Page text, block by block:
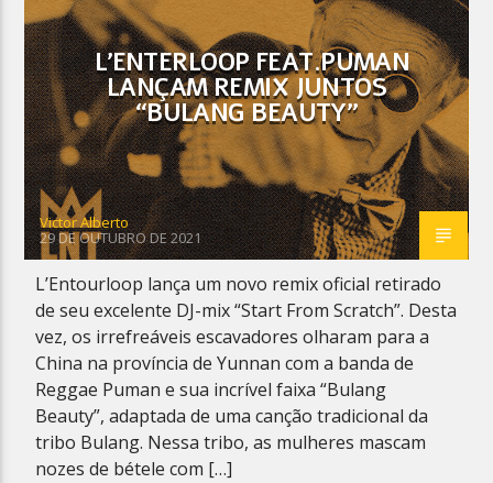
Planeta Reggae
L’ENTERLOOP FEAT.PUMAN
LANÇAM REMIX JUNTOS
“BULANG BEAUTY”
Victor Alberto
29 DE OUTUBRO DE 2021
L’Entourloop lança um novo remix oficial retirado
de seu excelente DJ-mix “Start From Scratch”. Desta
vez, os irrefreáveis ​​escavadores olharam para a
China na província de Yunnan com a banda de
Reggae Puman e sua incrível faixa “Bulang
Beauty”, adaptada de uma canção tradicional da
tribo Bulang. Nessa tribo, as mulheres mascam
nozes de bétele com […]